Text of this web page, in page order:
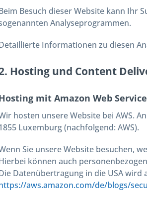
Besuch dieser Website kann Ihr
Analyseprogrammen.
Informationen zu diesen
Hosting und Content
mit Amazon Web
hosten unsere Website bei AWS.
Luxemburg (nachfolgend: AWS).
Sie unsere Website besuchen,
können auch
Datenübertragung in die USA wird
aws.amazon.com/de/blogs/